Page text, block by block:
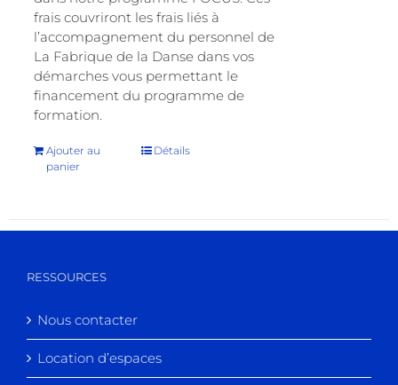
frais couvriront les frais liés à
l’accompagnement du personnel de
La Fabrique de la Danse dans vos
démarches vous permettant le
financement du programme de
formation.
Ajouter au
panier
Détails
RESSOURCES
Nous contacter
Location d’espaces